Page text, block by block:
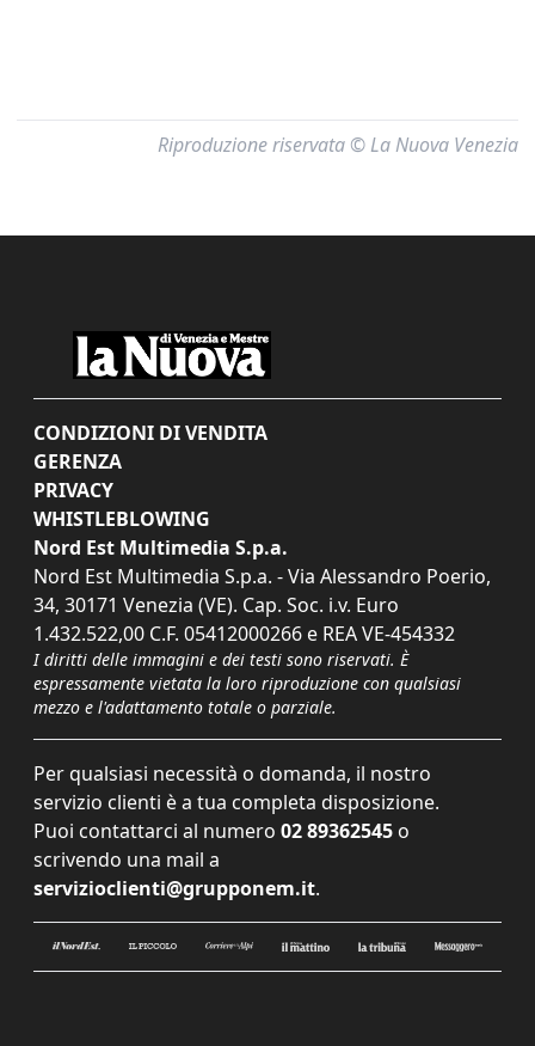
Riproduzione riservata © La Nuova Venezia
CONDIZIONI DI VENDITA
GERENZA
PRIVACY
WHISTLEBLOWING
Nord Est Multimedia S.p.a.
Nord Est Multimedia S.p.a. - Via Alessandro Poerio,
34, 30171 Venezia (VE). Cap. Soc. i.v. Euro
1.432.522,00 C.F. 05412000266 e REA VE-454332
I diritti delle immagini e dei testi sono riservati. È
espressamente vietata la loro riproduzione con qualsiasi
mezzo e l'adattamento totale o parziale.
Per qualsiasi necessità o domanda, il nostro
servizio clienti è a tua completa disposizione.
Puoi contattarci al numero 02 89362545 o
scrivendo una mail a
servizioclienti@grupponem.it.